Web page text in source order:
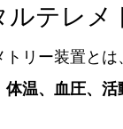
テレメ
リー装置とは、
温、血圧、